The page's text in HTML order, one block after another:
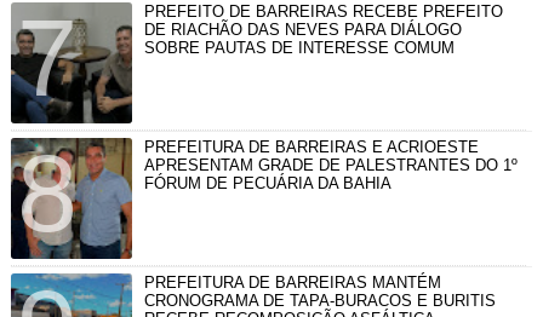
PREFEITO DE BARREIRAS RECEBE PREFEITO
DE RIACHÃO DAS NEVES PARA DIÁLOGO
SOBRE PAUTAS DE INTERESSE COMUM
PREFEITURA DE BARREIRAS E ACRIOESTE
APRESENTAM GRADE DE PALESTRANTES DO 1º
FÓRUM DE PECUÁRIA DA BAHIA
PREFEITURA DE BARREIRAS MANTÉM
CRONOGRAMA DE TAPA-BURACOS E BURITIS